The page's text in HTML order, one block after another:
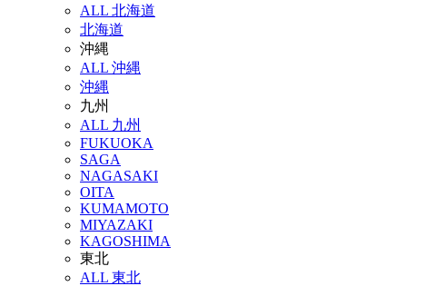
ALL 北海道
北海道
沖縄
ALL 沖縄
沖縄
九州
ALL 九州
FUKUOKA
SAGA
NAGASAKI
OITA
KUMAMOTO
MIYAZAKI
KAGOSHIMA
東北
ALL 東北